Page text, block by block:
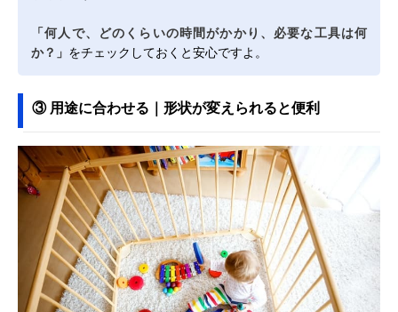
「何人で、どのくらいの時間がかかり、必要な工具は何
か？」 をチェックしておくと安心ですよ。
③ 用途に合わせる｜形状が変えられると便利